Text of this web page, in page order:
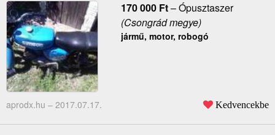
170 000 Ft–Ópusztaszer
(Csongrád megye)
jármű, motor, robogó
aprodx.hu – 2017.07.17. Kedvencekbe